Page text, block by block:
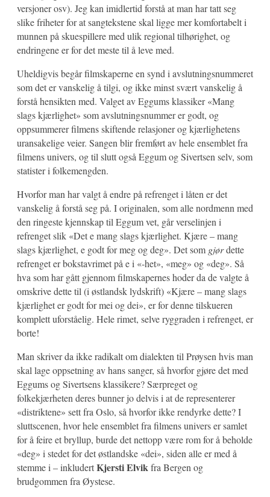
versjoner osv). Jeg kan imidlertid forstå at man har tatt seg
slike friheter for at sangtekstene skal ligge mer komfortabelt i
munnen på skuespillere med ulik regional tilhørighet, og
endringene er for det meste til å leve med.
Uheldigvis begår filmskaperne en synd i avslutningsnummeret
som det er vanskelig å tilgi, og ikke minst svært vanskelig å
forstå hensikten med. Valget av Eggums klassiker «Mang
slags kjærlighet» som avslutningsnummer er godt, og
oppsummerer filmens skiftende relasjoner og kjærlighetens
uransakelige veier. Sangen blir fremført av hele ensemblet fra
filmens univers, og til slutt også Eggum og Sivertsen selv, som
statister i folkemengden.
Hvorfor man har valgt å endre på refrenget i låten er det
vanskelig å forstå seg på. I originalen, som alle nordmenn med
den ringeste kjennskap til Eggum vet, går verselinjen i
refrenget slik «Det e mang slags kjærlighet. Kjære – mang
slags kjærlighet, e godt for meg og deg». Det som gjørdette
refrenget er bokstavrimet på e i «-het», «meg» og «deg». Så
hva som har gått gjennom filmskapernes hoder da de valgte å
omskrive dette til (i østlandsk lydskrift) «Kjære – mang slags
kjærlighet er godt for mei og dei», er for denne tilskueren
komplett uforståelig. Hele rimet, selve ryggraden i refrenget, er
borte!
Man skriver da ikke radikalt om dialekten til Prøysen hvis man
skal lage oppsetning av hans sanger, så hvorfor gjøre det med
Eggums og Sivertsens klassikere? Særpreget og
folkekjærheten deres bunner jo delvis i at de representerer
«distriktene» sett fra Oslo, så hvorfor ikke rendyrke dette? I
sluttscenen, hvor hele ensemblet fra filmens univers er samlet
for å feire et bryllup, burde det nettopp være rom for å beholde
«deg» i stedet for det østlandske «dei», siden alle er med å
stemme i – inkludertKjersti Elvikfra Bergen og
brudgommen fra Øystese.